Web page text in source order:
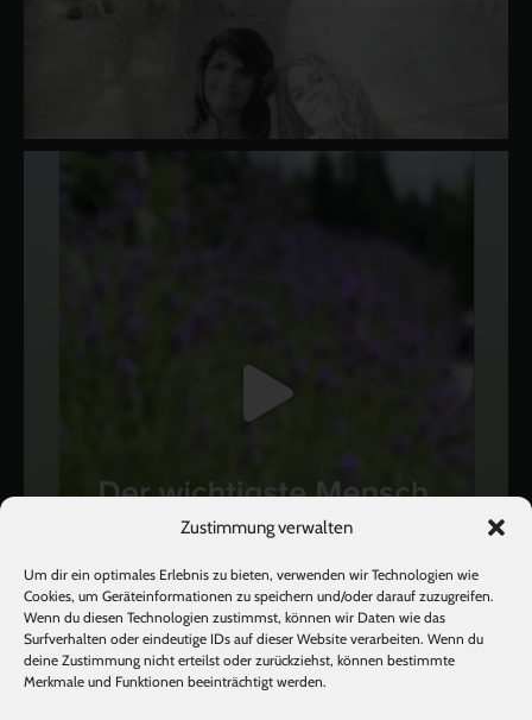
Zustimmung verwalten
Um dir ein optimales Erlebnis zu bieten, verwenden wir Technologien wie
Cookies, um Geräteinformationen zu speichern und/oder darauf zuzugreifen.
Wenn du diesen Technologien zustimmst, können wir Daten wie das
Surfverhalten oder eindeutige IDs auf dieser Website verarbeiten. Wenn du
deine Zustimmung nicht erteilst oder zurückziehst, können bestimmte
Merkmale und Funktionen beeinträchtigt werden.
Mehr laden Auf Instagram folgen